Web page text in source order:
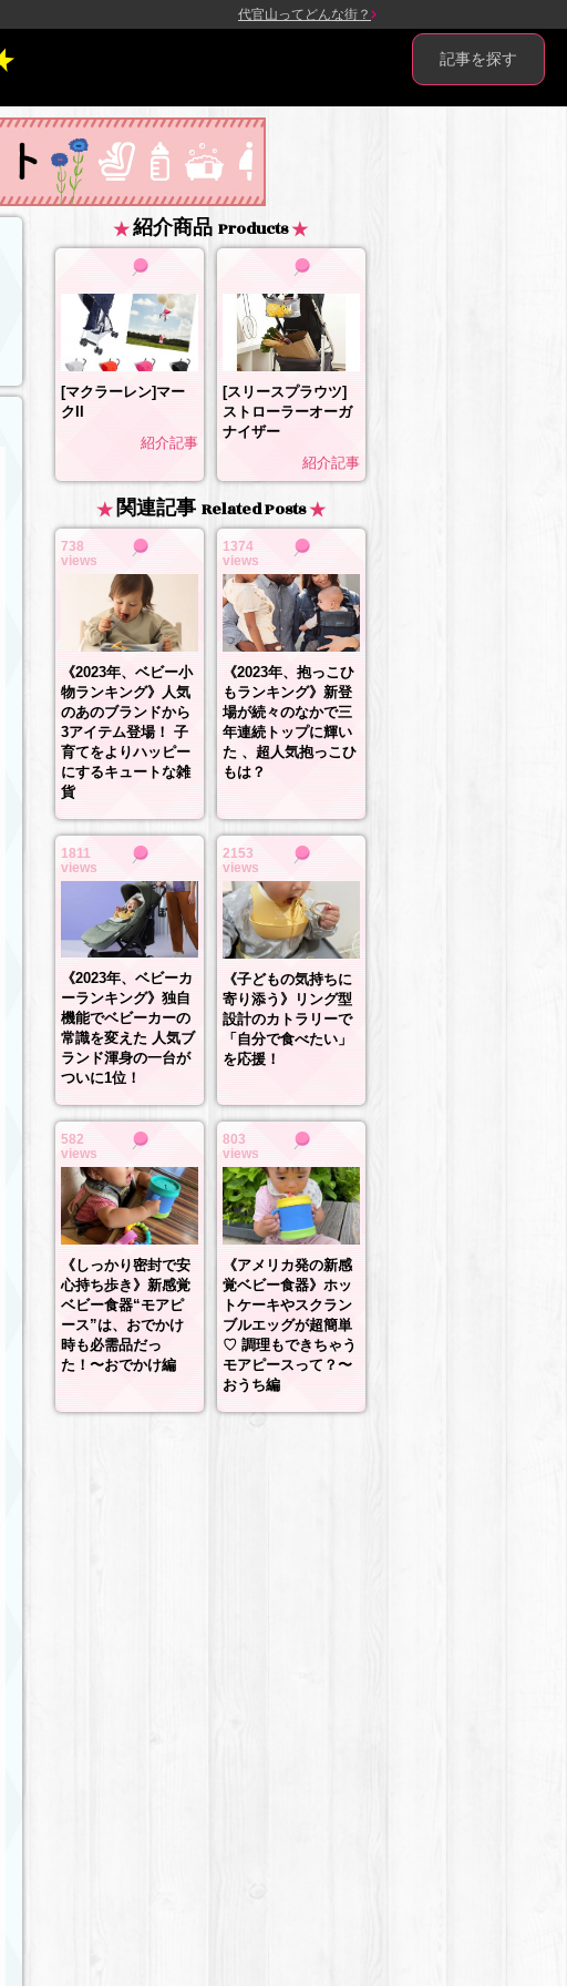
代官山ってどんな街？
紹介商品 Products
[マクラーレン]マー
クII
紹介記事
[スリースプラウツ]
ストローラーオーガ
ナイザー
紹介記事
関連記事 Related Posts
738
views
《2023年、ベビー小
物ランキング》人気
のあのブランドから
3アイテム登場！ 子
育てをよりハッピー
にするキュートな雑
貨
1374
views
《2023年、抱っこひ
もランキング》新登
場が続々のなかで三
年連続トップに輝い
た 、超人気抱っこひ
もは？
1811
views
《2023年、ベビーカ
ーランキング》独自
機能でベビーカーの
常識を変えた 人気ブ
ランド渾身の一台が
ついに1位！
2153
views
《子どもの気持ちに
寄り添う》リング型
設計のカトラリーで
「自分で食べたい」
を応援！
582
views
《しっかり密封で安
心持ち歩き》新感覚
ベビー食器“モアピ
ース”は、おでかけ
時も必需品だっ
た！〜おでかけ編
803
views
《アメリカ発の新感
覚ベビー食器》ホッ
トケーキやスクラン
ブルエッグが超簡単
♡ 調理もできちゃう
モアピースって？〜
おうち編
記事を探す